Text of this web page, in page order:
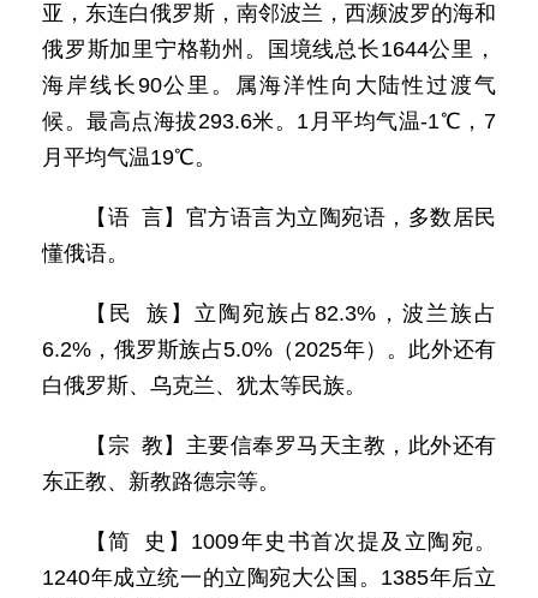
亚，东连白俄罗斯，南邻波兰，西濒波罗的海和
俄罗斯加里宁格勒州。国境线总长1644公里，
海岸线长90公里。属海洋性向大陆性过渡气
候。最高点海拔293.6米。1月平均气温-1℃，7
月平均气温19℃。
【语 言】官方语言为立陶宛语，多数居民
懂俄语。
【民 族】立陶宛族占82.3%，波兰族占
6.2%，俄罗斯族占5.0%（2025年）。此外还有
白俄罗斯、乌克兰、犹太等民族。
【宗 教】主要信奉罗马天主教，此外还有
东正教、新教路德宗等。
【简 史】1009年史书首次提及立陶宛。
1240年成立统一的立陶宛大公国。1385年后立